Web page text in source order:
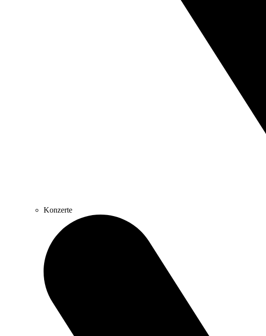
Konzerte